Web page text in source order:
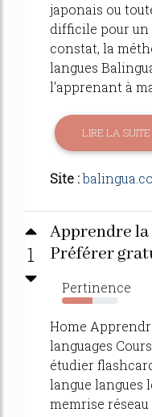
japonais ou
difficile pour un
constat, la
langues
l'apprenant à
LIRE LA SUITE
Site :
1
Apprendre la
Préférer
Pertinence
54%
Home
languages
étudier
langue langues
memrise